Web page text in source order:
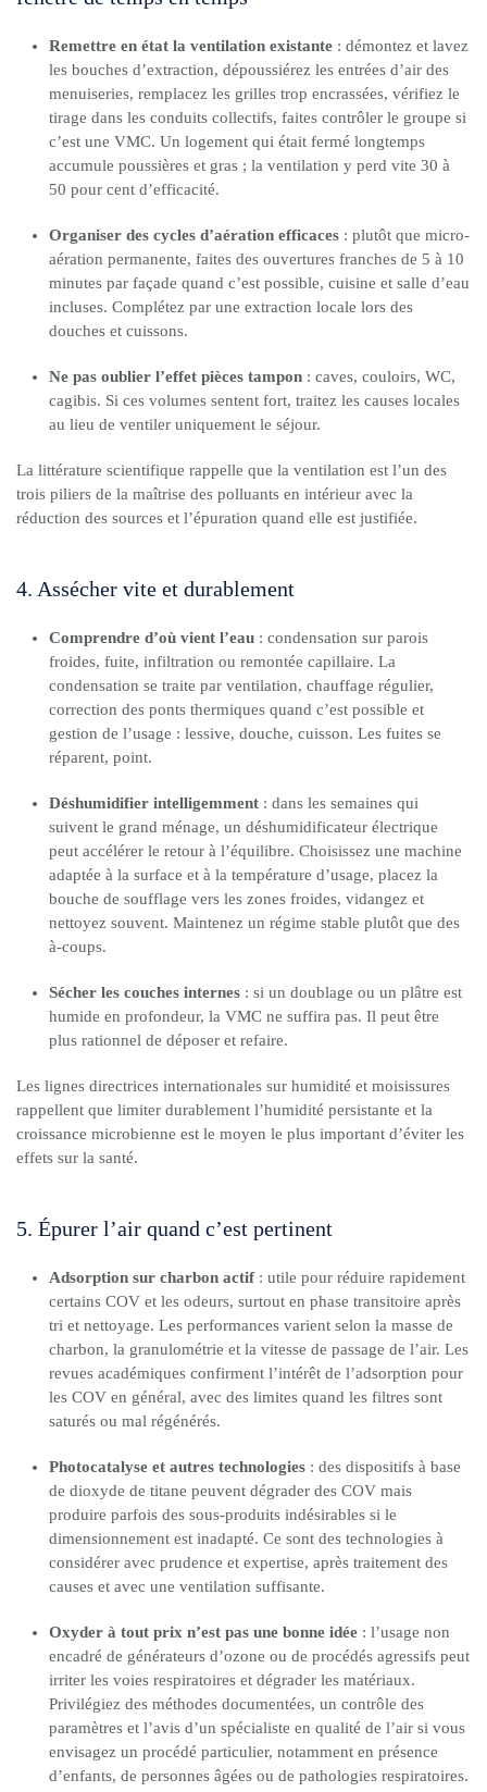
Remettre en état la ventilation existante : démontez et lavez
les bouches d’extraction, dépoussiérez les entrées d’air des
menuiseries, remplacez les grilles trop encrassées, vérifiez le
tirage dans les conduits collectifs, faites contrôler le groupe si
c’est une VMC. Un logement qui était fermé longtemps
accumule poussières et gras ; la ventilation y perd vite 30 à
50 pour cent d’efficacité.
Organiser des cycles d’aération efficaces : plutôt que micro-
aération permanente, faites des ouvertures franches de 5 à 10
minutes par façade quand c’est possible, cuisine et salle d’eau
incluses. Complétez par une extraction locale lors des
douches et cuissons.
Ne pas oublier l’effet pièces tampon : caves, couloirs, WC,
cagibis. Si ces volumes sentent fort, traitez les causes locales
au lieu de ventiler uniquement le séjour.
La littérature scientifique rappelle que la ventilation est l’un des
trois piliers de la maîtrise des polluants en intérieur avec la
réduction des sources et l’épuration quand elle est justifiée.
4. Assécher vite et durablement
Comprendre d’où vient l’eau : condensation sur parois
froides, fuite, infiltration ou remontée capillaire. La
condensation se traite par ventilation, chauffage régulier,
correction des ponts thermiques quand c’est possible et
gestion de l’usage : lessive, douche, cuisson. Les fuites se
réparent, point.
Déshumidifier intelligemment : dans les semaines qui
suivent le grand ménage, un déshumidificateur électrique
peut accélérer le retour à l’équilibre. Choisissez une machine
adaptée à la surface et à la température d’usage, placez la
bouche de soufflage vers les zones froides, vidangez et
nettoyez souvent. Maintenez un régime stable plutôt que des
à-coups.
Sécher les couches internes : si un doublage ou un plâtre est
humide en profondeur, la VMC ne suffira pas. Il peut être
plus rationnel de déposer et refaire.
Les lignes directrices internationales sur humidité et moisissures
rappellent que limiter durablement l’humidité persistante et la
croissance microbienne est le moyen le plus important d’éviter les
effets sur la santé.
5. Épurer l’air quand c’est pertinent
Adsorption sur charbon actif : utile pour réduire rapidement
certains COV et les odeurs, surtout en phase transitoire après
tri et nettoyage. Les performances varient selon la masse de
charbon, la granulométrie et la vitesse de passage de l’air. Les
revues académiques confirment l’intérêt de l’adsorption pour
les COV en général, avec des limites quand les filtres sont
saturés ou mal régénérés.
Photocatalyse et autres technologies : des dispositifs à base
de dioxyde de titane peuvent dégrader des COV mais
produire parfois des sous-produits indésirables si le
dimensionnement est inadapté. Ce sont des technologies à
considérer avec prudence et expertise, après traitement des
causes et avec une ventilation suffisante.
Oxyder à tout prix n’est pas une bonne idée : l’usage non
encadré de générateurs d’ozone ou de procédés agressifs peut
irriter les voies respiratoires et dégrader les matériaux.
Privilégiez des méthodes documentées, un contrôle des
paramètres et l’avis d’un spécialiste en qualité de l’air si vous
envisagez un procédé particulier, notamment en présence
d’enfants, de personnes âgées ou de pathologies respiratoires.